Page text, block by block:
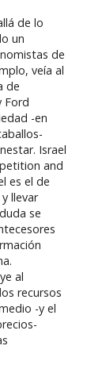
de lo
un
de
veía al
de
Ford
-en
Israel
and
es el de
llevar
se
al
recursos
-y el